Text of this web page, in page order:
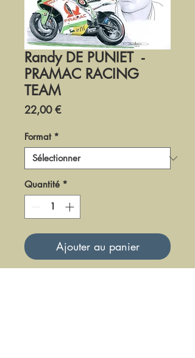
Randy DE PUNIET -
PRAMAC RACING
TEAM
22,00 €Prix
Format *
Quantité *
Ajouter au panier